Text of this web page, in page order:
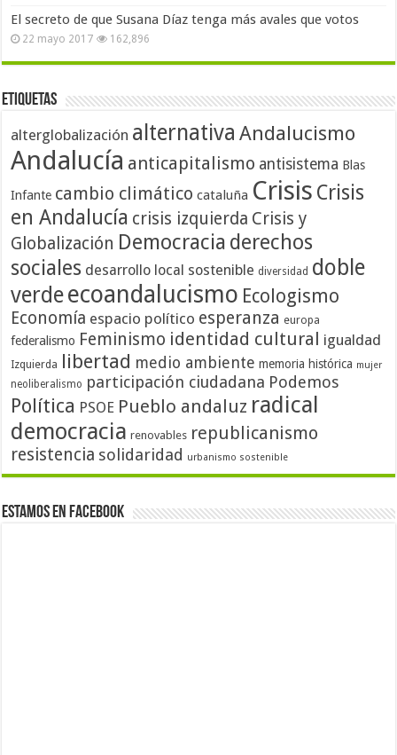
El secreto de que Susana Díaz tenga más avales que votos
22 mayo 2017 162,896
Etiquetas
alterglobalización alternativa Andalucismo
Andalucía anticapitalismo antisistema Blas
Infante cambio climático cataluña Crisis Crisis
en Andalucía crisis izquierda Crisis y
Globalización Democracia derechos
sociales desarrollo local sostenible diversidad doble
verdeecoandalucismo Ecologismo
Economía espacio político esperanza europa
federalismo Feminismo identidad cultural igualdad
Izquierda libertad medio ambiente memoria histórica mujer
neoliberalismo participación ciudadana Podemos
Política PSOE Pueblo andaluz radical
democracia renovables republicanismo
resistencia solidaridad urbanismo sostenible
Estamos en Facebook